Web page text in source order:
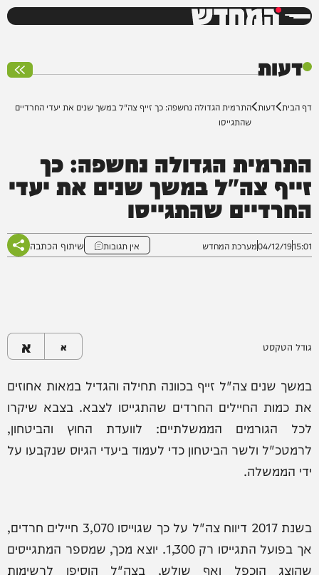
המחדש
דעות
דף הבית דעות התרמית הגדולה נחשפה: כך זייף צה"ל במשך שנים את יעדי החרדיים
שהתגייסו
התרמית הגדולה נחשפה: כך
זייף צה"ל במשך שנים את יעדי
החרדיים שהתגייסו
15:01
04/12/19מערכת המחדש אין תגובות שיתוף הכתבה
גודל הטקסט א א
במשך שנים צה"ל זייף בכוונה תחילה והגדיל במאות אחוזים
את כמות החיילים החרדים שהתגייסו לצבא. בצבא שיקרו
לכל הגורמים הממשלתיים: לוועדת החוץ והביטחון,
לרמטכ"ל ולשר הביטחון כדי לעמוד ביעדי הגיוס שנקבעו על
ידי הממשלה.
בשנת 2017 דיווח צה"ל על כך שגוייסו 3,070 חיילים חרדים,
אך בפועל התגייסו רק 1,300. יוצא מכך, שמספר המתגייסים
שהוצג הוכפל ואף שולש, בצה"ל הוסיפו לרשימות